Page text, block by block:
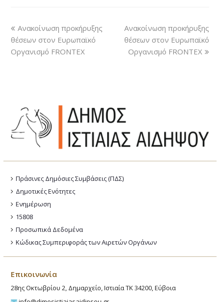
Ανακοίνωση προκήρυξης
θέσεων στον Ευρωπαϊκό
Οργανισμό FRONTEX
Ανακοίνωση προκήρυξης
θέσεων στον Ευρωπαϊκό
Οργανισμό FRONTEX
Πράσινες Δημόσιες Συμβάσεις (ΠΔΣ)
Δημοτικές Ενότητες
Ενημέρωση
15808
Προσωπικά Δεδομένα
Κώδικας Συμπεριφοράς των Αιρετών Οργάνων
Επικοινωνία
28ης Οκτωβρίου 2, Δημαρχείο, Ιστιαία ΤΚ 34200, Εύβοια